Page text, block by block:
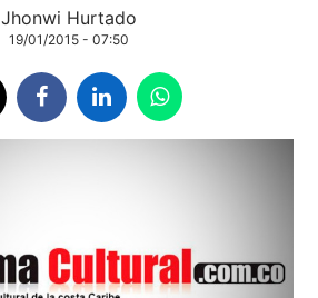
Jhonwi Hurtado
19/01/2015 - 07:50